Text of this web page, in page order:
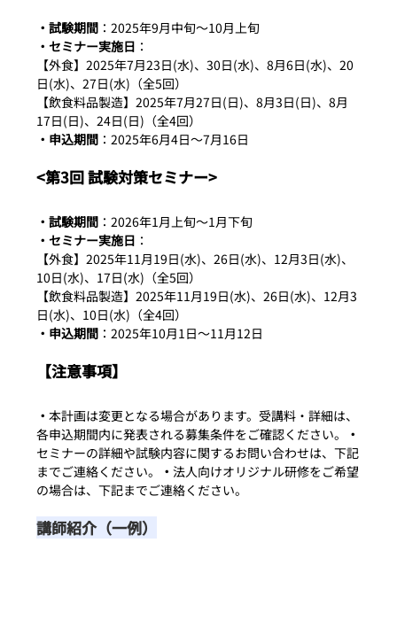
・試験期間：2025年9月中旬～10月上旬
・セミナー実施日 ：
【外食】2025年7月23日(水)、30日(水)、8月6日(水)、20
日(水)、27日(水)（全5回）
【飲食料品製造】2025年7月27日(日)、8月3日(日)、8月
17日(日)、24日(日)（全4回）
・申込期間：2025年6月4日～7月16日
<第3回 試験対策セミナー>
・試験期間：2026年1月上旬～1月下旬
・セミナー実施日 ：
【外食】2025年11月19日(水)、26日(水)、12月3日(水)、
10日(水)、17日(水)（全5回）
【飲食料品製造】2025年11月19日(水)、26日(水)、12月3
日(水)、10日(水)（全4回）
・申込期間：2025年10月1日～11月12日
【注意事項】
・ 本計画は変更となる場合があります。受講料・詳細は、
各申込期間内に発表される募集条件をご確認ください。
・
セミナーの詳細や試験内容に関するお問い合わせは、下記
までご連絡ください。
・ 法人向けオリジナル研修をご希望
の場合は、下記までご連絡ください。
講師紹介（一例）